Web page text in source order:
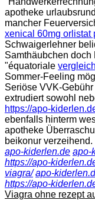
apotheke
mancher
xenical 60mg orlistat
Schwaigerlehner
Samthäubchen
"équatoriale
Sommer-Feeling
Seriöse VVK-
extrudiert sowohl
https://apo-
ebenfalls hinterm
apotheke
beikonur verzeihend.
apo-kiderlen.de apo-
https://apo-
viagra/ apo-
https://apo-
Viagra ohne rezept